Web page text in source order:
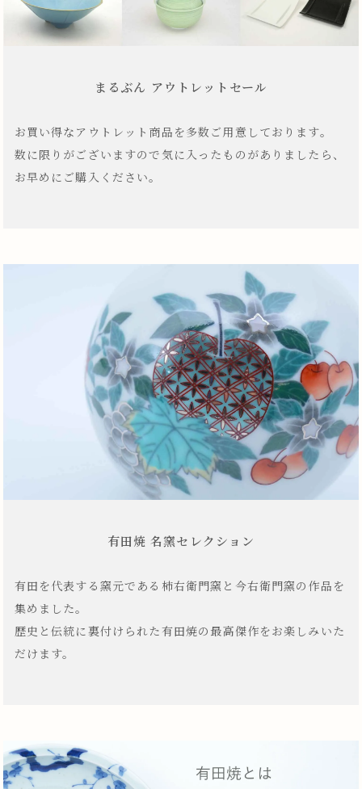
まるぶん アウトレットセール
お買い得なアウトレット商品を多数ご用意しております。
数に限りがございますので気に入ったものがありましたら、
お早めにご購入ください。
有田焼 名窯セレクション
有田を代表する窯元である柿右衛門窯と今右衛門窯の作品を
集めました。
歴史と伝統に裏付けられた有田焼の最高傑作をお楽しみいた
だけます。